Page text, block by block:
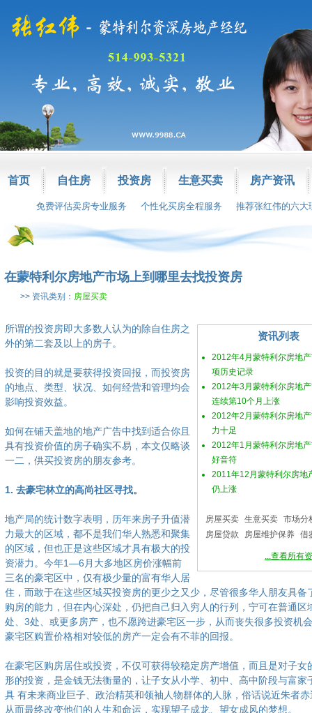
首页 自住房 投资房 生意买卖 房产资讯
免费评估卖房专业服务 个性化买房全程服务 推荐张红伟的六大
在蒙特利尔房地产市场上到哪里去找投资房
>> 资讯类别： 房屋买卖
资讯列表
2012年4月蒙特利尔房地
项历史记录
2012年3月蒙特利尔房地
连续第10个月上涨
2012年2月蒙特利尔房地
力十足
2012年1月蒙特利尔房地
好音符
2011年12月蒙特利尔房地
仍上涨
房屋买卖 生意买卖 市场分
房屋贷款
房屋维护保养 借
...查看所有
所谓的投资房即大多数人认为的除自住房之
外的第二套及以上的房子。
投资的目的就是要获得投资回报，而投资房
的地点、类型、状况、如何经营和管理均会
影响投资效益。
如何在铺天盖地的地产广告中找到适合你且
具有投资价值的房子确实不易，本文仅略谈
一二，供买投资房的朋友参考。
1. 去豪宅林立的高尚社区寻找。
地产局的统计数字表明，历年来房子升值潜
力最大的区域，都不是我们华人熟悉和聚集
的区域，但也正是这些区域才具有极大的投
资潜力。今年1—6月大多地区房价涨幅前
三名的豪宅区中，仅有极少量的富有华人居
住，而敢于在这些区域买投资房的更少之又少，尽管很多华人朋友具备
购房的能力，但在内心深处，仍把自己归入穷人的行列，宁可在普通区
处、3处、或更多房产，也不愿跨进豪宅区一步，从而丧失很多投资机
豪宅区购置价格相对较低的房产一定会有不菲的回报。
在豪宅区购房居住或投资，不仅可获得较稳定房产增值，而且是对子女
形的投资，是金钱无法衡量的，让子女从小学、初中、高中阶段与富家
具 有未来商业巨子、政治精英和领袖人物群体的人脉，俗话说近朱者
从而最终改变他们的人生和命运，实现望子成龙、望女成风的梦想。